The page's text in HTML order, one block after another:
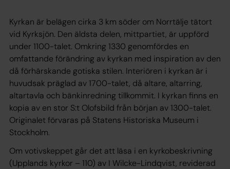
Kyrkan är belägen cirka 3 km söder om Norrtälje tätort
vid Kyrksjön. Den äldsta delen, mittpartiet, är uppförd
under 1100-talet. Omkring 1330 genomfördes en
omfattande förändring av kyrkan med inspiration av den
då förhärskande gotiska stilen. Interiören i kyrkan är i
huvudsak präglad av 1700-talet, då altare, altarring,
altartavla och bänkinredning tillkommit. I kyrkan finns en
kopia av en stor S:t Olofsbild från början av 1300-talet.
Originalet förvaras på Statens Historiska Museum i
Stockholm.
Om votivskeppet går det att läsa i en kyrkobeskrivning
(Upplands kyrkor – 110) av I Wilcke-Lindqvist, reviderad